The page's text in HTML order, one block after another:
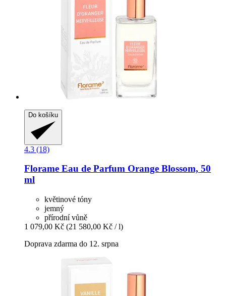
Do košíku
4.3 (18)
Florame Eau de Parfum Orange Blossom, 50
ml
květinové tóny
jemný
přírodní vůně
1 079,00 Kč (21 580,00 Kč / l)
Doprava zdarma do 12. srpna